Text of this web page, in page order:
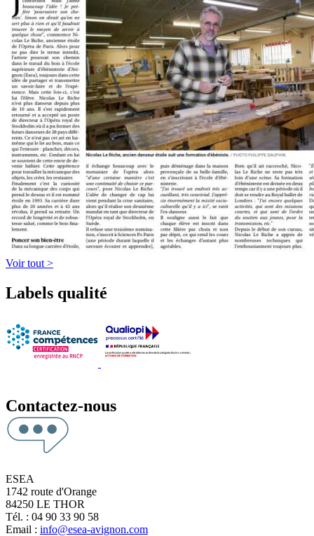
Voir tout >
Labels qualité
Contactez-nous
ESEA
1742 route d'Orange
84250 LE THOR
Tél. : 04 90 33 90 58
Email : info@esea-avignon.com